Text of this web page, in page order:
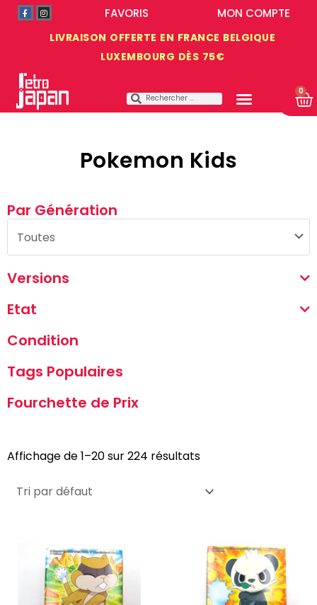
LIVRAISON OFFERTE EN FRANCE BELGIQUE
LUXEMBOURG DÈS 75€
MON COMPTE
FAVORIS
0
Pokemon Kids
Par Génération
Versions
Etat
Condition
Tags Populaires
Fourchette de Prix
Affichage de 1–20 sur 224 résultats